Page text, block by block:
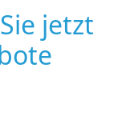
jetzt